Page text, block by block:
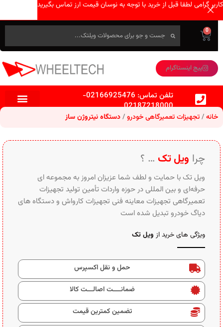
0
پیج اینستاگرام
تلفن تماس: 02166925476
-
02187218000
خانه تجهیزات تعمیرگاهی خودرو دستگاه‌ نیتروژن ساز
چرا ویل تک … ؟
ویل تک با حمایت و لطف شما عزیزان امروز به مجموعه ای
حرفه‌ای و بین‌ المللی در حوزه واردات تأمین تولید تجهیزات
تعمیرگاهی تجهیزات معاینه فنی تجهیزات کارواش و دستگاه های
دیاگ خودرو تبدیل شده است
ویژگی های خرید از ویل تک
حمل و نقل اکسپرس
ضمانــــت اصالـــت کالا
تضمین کمترین قیمت
کاربر گرامی لطفا قبل از خرید با توجه به نوسان قیمت ارز تماس بگیرید